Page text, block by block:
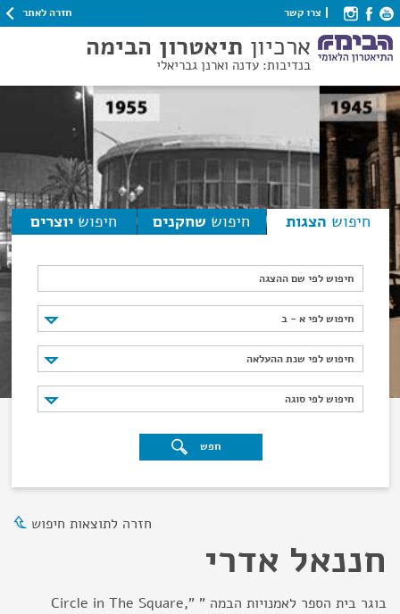
צרו קשר חזרה לאתר
ארכיון תיאטרון הבימה
בנדיבות: עדנה וארנן גבריאלי
חיפוש הצגות חיפוש שחקנים חיפוש יוצרים
חיפוש לפי שם ההצגה
חיפוש לפי א - ב
חיפוש לפי א - ב
חיפוש לפי שנת ההעלאה
חיפוש לפי שנת ההעלאה
חיפוש לפי סוגה
חיפוש לפי סוגה
חפש
חזרה לתוצאות חיפוש
חננאל אדרי
בוגר בית הספר לאמנויות הבמה " "Circle in The Square,